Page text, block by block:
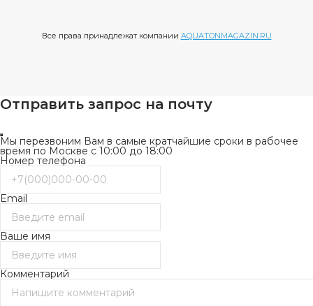
Все права принадлежат компании AQUATONMAGAZIN.RU
Отправить запрос на почту
Мы перезвоним Вам в самые кратчайшие сроки в рабочее
время по Москве с 10:00 до 18:00
Номер телефона
Email
Ваше имя
Комментарий